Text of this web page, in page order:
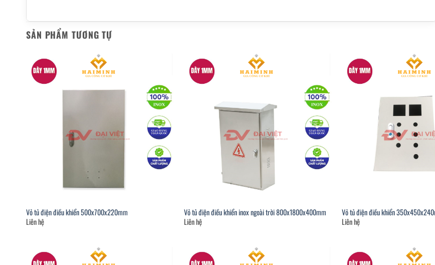
SẢN PHẨM TƯƠNG TỰ
Vỏ tủ điện điều khiển 500x700x220mm
Liên hệ
Vỏ tủ điện điều khiển inox ngoài trời 800x1800x400mm
Liên hệ
Vỏ tủ điện điều khiển
Liên hệ